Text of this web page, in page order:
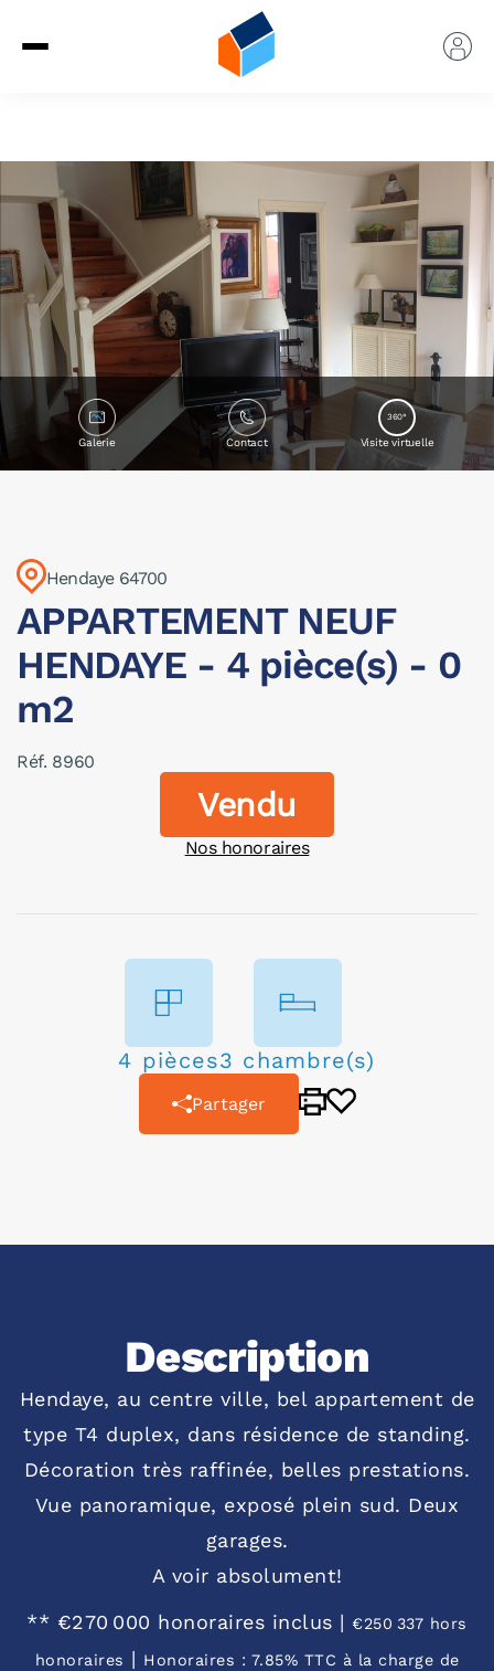
Galerie Contact
360°
Visite virtuelle
Hendaye 64700
APPARTEMENT NEUF
HENDAYE - 4 pièce(s) - 0
m2
Réf. 8960
Vendu
Nos honoraires
4 pièces3 chambre(s)
Partager
Description
Hendaye, au centre ville, bel appartement de
type T4 duplex, dans résidence de standing.
Décoration très raffinée, belles prestations.
Vue panoramique, exposé plein sud. Deux
garages.
A voir absolument!
** €270 000 honoraires inclus | €250 337 hors
honoraires | Honoraires : 7.85% TTC à la charge de